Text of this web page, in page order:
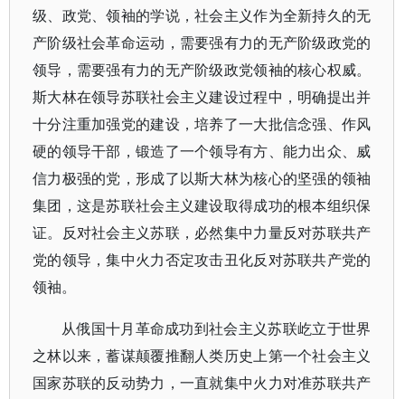
级、政党、领袖的学说，社会主义作为全新持久的无
产阶级社会革命运动，需要强有力的无产阶级政党的
领导，需要强有力的无产阶级政党领袖的核心权威。
斯大林在领导苏联社会主义建设过程中，明确提出并
十分注重加强党的建设，培养了一大批信念强、作风
硬的领导干部，锻造了一个领导有方、能力出众、威
信力极强的党，形成了以斯大林为核心的坚强的领袖
集团，这是苏联社会主义建设取得成功的根本组织保
证。反对社会主义苏联，必然集中力量反对苏联共产
党的领导，集中火力否定攻击丑化反对苏联共产党的
领袖。
从俄国十月革命成功到社会主义苏联屹立于世界
之林以来，蓄谋颠覆推翻人类历史上第一个社会主义
国家苏联的反动势力，一直就集中火力对准苏联共产